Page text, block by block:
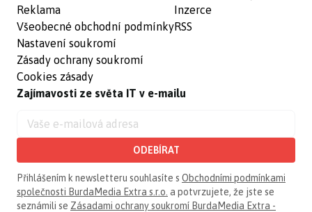
Reklama
Všeobecné obchodní podmínky
Nastavení soukromí
Zásady ochrany soukromí
Cookies zásady
Inzerce
RSS
Zajímavosti ze světa IT v e-mailu
ODEBÍRAT
Přihlášením k newsletteru souhlasíte s Obchodními podmínkami
společnosti BurdaMedia Extra s.r.o. a potvrzujete, že jste se
seznámili se Zásadami ochrany soukromí BurdaMedia Extra -